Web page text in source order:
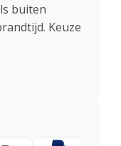
buiten
Keuze